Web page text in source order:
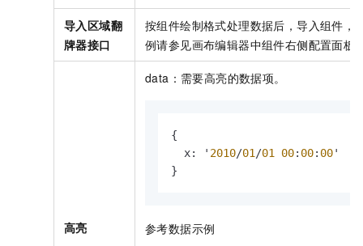
导入区域翻
牌器接口
按组件绘制格式处理数据后，导入组件，
例请参见画布编辑器中组件右侧配置面板
高亮
data：需要高亮的数据项。
{
  x
: ' 2010/01 /01 00: 00: 00
}
参考数据示例